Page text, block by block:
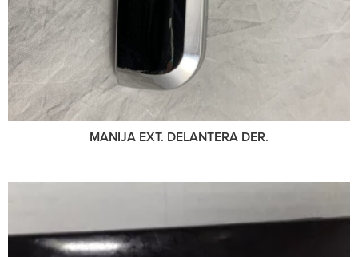
MANIJA EXT. DELANTERA DER.